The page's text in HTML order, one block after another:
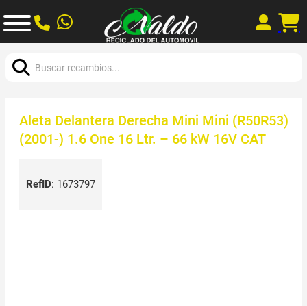
Aleta Delantera Derecha Mini Mini (R50R53)
(2001-) 1.6 One 16 Ltr. – 66 kW 16V CAT
RefID: 1673797